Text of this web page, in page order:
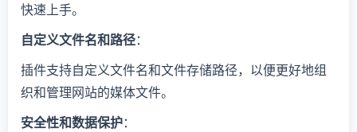
快速上手。
自定义文件名和路径：
插件支持自定义文件名和文件存储路径，以便更好地组
织和管理网站的媒体文件。
安全性和数据保护：